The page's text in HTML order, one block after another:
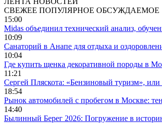
СВЕЖЕЕ ПОПУЛЯРНОЕ ОБСУЖДАЕМОЕ
15:00
Midas объединил технический анализ,
10:09
Санаторий в Анапе для отдыха и
10:04
Где купить щенка декоративной породы в
11:21
Сергей Пляскота: «Бензиновый туризм»,
18:54
Рынок автомобилей с пробегом в Москве:
14:40
Былинный Берег 2026: Погружение в